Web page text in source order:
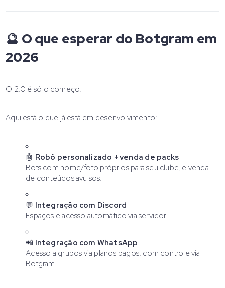
🔮 O que esperar do Botgram em
2026
O 2.0 é só o começo.
Aqui está o que já está em desenvolvimento:
🤖 Robô personalizado + venda de packs
Bots com nome/foto próprios para seu clube, e venda
de conteúdos avulsos.
💬 Integração com Discord
Espaços e acesso automático via servidor.
📲 Integração com WhatsApp
Acesso a grupos via planos pagos, com controle via
Botgram.